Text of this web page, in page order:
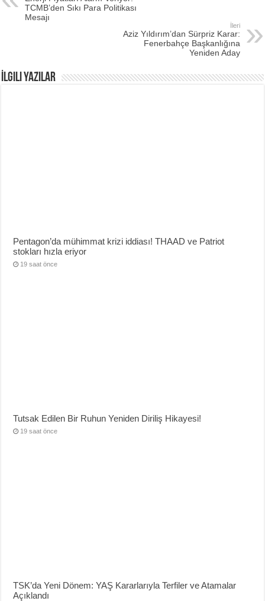
TCMB’den Sıkı Para Politikası
Mesajı
İleri
Aziz Yıldırım’dan Sürpriz Karar:
Fenerbahçe Başkanlığına
Yeniden Aday
İlgili Yazılar
Pentagon’da mühimmat krizi iddiası! THAAD ve Patriot
stokları hızla eriyor
19 saat önce
Tutsak Edilen Bir Ruhun Yeniden Diriliş Hikayesi!
19 saat önce
TSK’da Yeni Dönem: YAŞ Kararlarıyla Terfiler ve Atamalar
Açıklandı